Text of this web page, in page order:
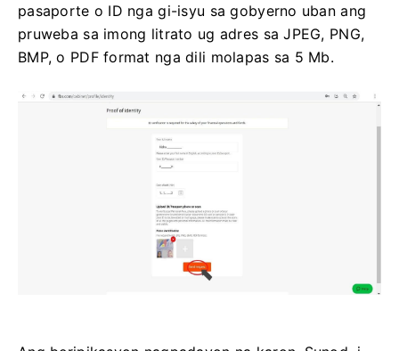
pasaporte o ID nga gi-isyu sa gobyerno uban ang
pruweba sa imong litrato ug adres sa JPEG, PNG,
BMP, o PDF format nga dili molapas sa 5 Mb.